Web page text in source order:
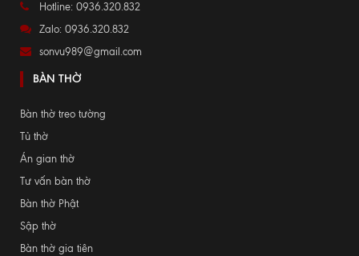
Hotline: 0936.320.832
Zalo: 0936.320.832
sonvu989@gmail.com
BÀN THỜ
Bàn thờ treo tường
Tủ thờ
Án gian thờ
Tư vấn bàn thờ
Bàn thờ Phật
Sập thờ
Bàn thờ gia tiên